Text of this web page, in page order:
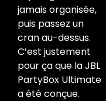
jamais organisée,
puis passez un
cran au-dessus.
C’est justement
pour ça que la JBL
PartyBox Ultimate
a été conçue.